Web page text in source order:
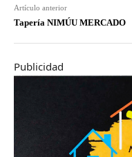
Artículo anterior
Tapería NIMÚU MERCADO
Publicidad